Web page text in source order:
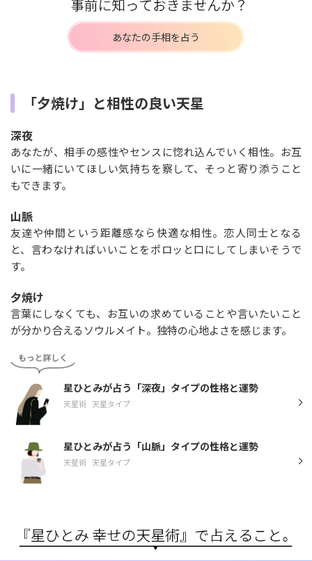
あなたの手相を占う
「夕焼け」と相性の良い天星
深夜
あなたが、相手の感性やセンスに惚れ込んでいく相性。お互
いに一緒にいてほしい気持ちを察して、そっと寄り添うこと
もできます。
山脈
友達や仲間という距離感なら快適な相性。恋人同士となる
と、言わなければいいことをポロッと口にしてしまいそうで
す。
夕焼け
言葉にしなくても、お互いの求めていることや言いたいこと
が分かり合えるソウルメイト。独特の心地よさを感じます。
星ひとみが占う「深夜」タイプの性格と運勢
天星術 天星タイプ
星ひとみが占う「山脈」タイプの性格と運勢
天星術 天星タイプ